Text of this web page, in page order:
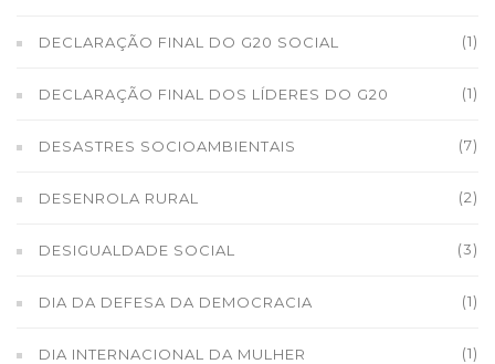
DECLARAÇÃO FINAL DO G20 SOCIAL (1)
DECLARAÇÃO FINAL DOS LÍDERES DO G20 (1)
DESASTRES SOCIOAMBIENTAIS (7)
DESENROLA RURAL (2)
DESIGUALDADE SOCIAL (3)
DIA DA DEFESA DA DEMOCRACIA (1)
DIA INTERNACIONAL DA MULHER (1)